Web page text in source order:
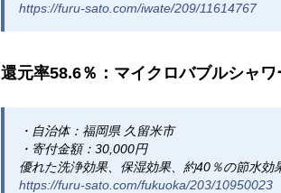
https://furu-sato.com/iwate/209/11614767
還元率58.6％：マイクロバブルシャ
・自治体：福岡県 久留米市
・寄付金額：30,000円
優れた洗浄効果、保湿効果、約40％の節水効
https://furu-sato.com/fukuoka/203/10950023